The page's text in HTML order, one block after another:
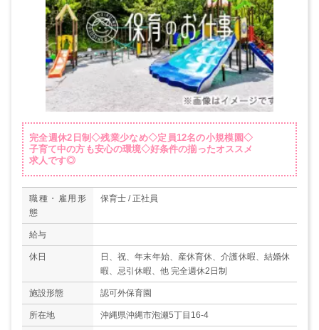
完全週休2日制◇残業少なめ◇定員12名の小規模園◇
子育て中の方も安心の環境◇好条件の揃ったオススメ
求人です◎
職種・雇用形
態
保育士 / 正社員
給与
休日
日、祝、年末年始、産休育休、介護休暇、結婚休
暇、忌引休暇、他 完全週休2日制
施設形態 認可外保育園
所在地 沖縄県沖縄市泡瀬5丁目16-4